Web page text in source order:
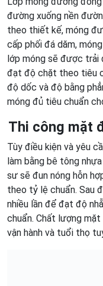
đường xuống nền
theo thiết kế, móng
cấp phối đá dăm,
lớp móng sẽ được trải
đạt độ chặt theo tiêu
độ dốc và độ bằng
móng đủ tiêu chuẩn
Thi công mặt
Tùy điều kiện và yêu
làm bằng bê tông
sư sẽ đun nóng hỗn
theo tỷ lệ chuẩn. Sau
nhiều lần để đạt độ
chuẩn. Chất lượng
vận hành và tuổi thọ